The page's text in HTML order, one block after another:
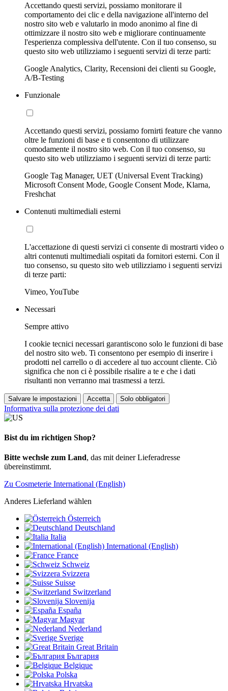
Accettando questi servizi, possiamo monitorare il
comportamento dei clic e della navigazione all'interno del
nostro sito web e valutarlo in modo anonimo al fine di
ottimizzare il nostro sito web e migliorare continuamente
l'esperienza complessiva dell'utente. Con il tuo consenso, su
questo sito web utilizziamo i seguenti servizi di terze parti:
Google Analytics, Clarity, Recensioni dei clienti su Google,
A/B-Testing
Funzionale
Accettando questi servizi, possiamo fornirti feature che vanno
oltre le funzioni di base e ti consentono di utilizzare
comodamente il nostro sito web. Con il tuo consenso, su
questo sito web utilizziamo i seguenti servizi di terze parti:
Google Tag Manager, UET (Universal Event Tracking)
Microsoft Consent Mode, Google Consent Mode, Klarna,
Freshchat
Contenuti multimediali esterni
L'accettazione di questi servizi ci consente di mostrarti video o
altri contenuti multimediali ospitati da fornitori esterni. Con il
tuo consenso, su questo sito web utilizziamo i seguenti servizi
di terze parti:
Vimeo, YouTube
Necessari
Sempre attivo
I cookie tecnici necessari garantiscono solo le funzioni di base
del nostro sito web. Ti consentono per esempio di inserire i
prodotti nel carrello o di accedere al tuo account cliente. Ciò
significa che non ci è possibile risalire a te e che i dati
risultanti non verranno mai trasmessi a terzi.
Salvare le impostazioni Accetta Solo obbligatori
Informativa sulla protezione dei dati
Bist du im richtigen Shop?
Bitte wechsle zum Land, das mit deiner Lieferadresse
übereinstimmt.
Zu Cosmeterie International (English)
Anderes Lieferland wählen
Österreich
Deutschland
Italia
International (English)
France
Schweiz
Svizzera
Suisse
Switzerland
Slovenija
España
Magyar
Nederland
Sverige
Great Britain
България
Belgique
Polska
Hrvatska